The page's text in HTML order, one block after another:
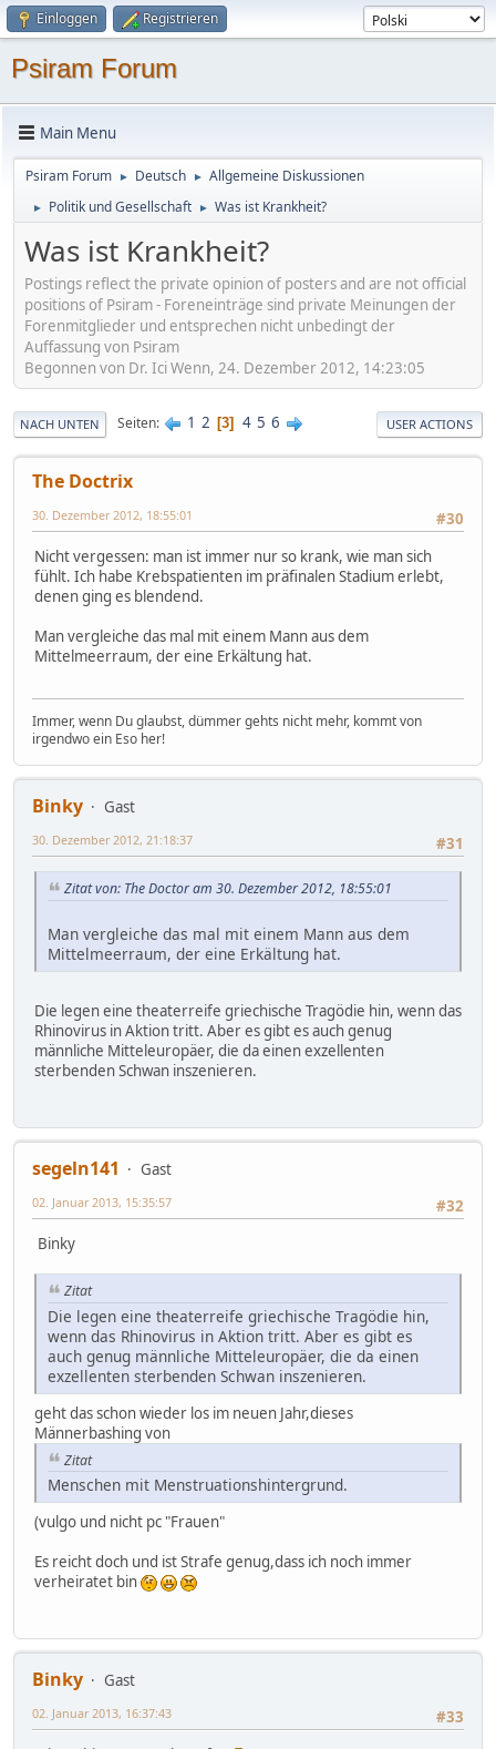
Einloggen Registrieren
Psiram Forum
Main Menu
Psiram Forum ► Deutsch ► Allgemeine Diskussionen
► Politik und Gesellschaft ► Was ist Krankheit?
Was ist Krankheit?
Postings reflect the private opinion of posters and are not official
positions of Psiram - Foreneinträge sind private Meinungen der
Forenmitglieder und entsprechen nicht unbedingt der
Auffassung von Psiram
Begonnen von Dr. Ici Wenn, 24. Dezember 2012, 14:23:05
NACH UNTEN Seiten 1 2 3 4 5 6 USER ACTIONS
The Doctrix
#30
30. Dezember 2012, 18:55:01
Nicht vergessen: man ist immer nur so krank, wie man sich
fühlt. Ich habe Krebspatienten im präfinalen Stadium erlebt,
denen ging es blendend.
Man vergleiche das mal mit einem Mann aus dem
Mittelmeerraum, der eine Erkältung hat.
Immer, wenn Du glaubst, dümmer gehts nicht mehr, kommt von
irgendwo ein Eso her!
Binky
Gast
#31
30. Dezember 2012, 21:18:37
Zitat von: The Doctor am 30. Dezember 2012, 18:55:01
Man vergleiche das mal mit einem Mann aus dem
Mittelmeerraum, der eine Erkältung hat.
Die legen eine theaterreife griechische Tragödie hin, wenn das
Rhinovirus in Aktion tritt. Aber es gibt es auch genug
männliche Mitteleuropäer, die da einen exzellenten
sterbenden Schwan inszenieren.
segeln141
Gast
#32
02. Januar 2013, 15:35:57
Binky
Zitat
Die legen eine theaterreife griechische Tragödie hin,
wenn das Rhinovirus in Aktion tritt. Aber es gibt es
auch genug männliche Mitteleuropäer, die da einen
exzellenten sterbenden Schwan inszenieren.
geht das schon wieder los im neuen Jahr,dieses
Männerbashing von
Zitat
Menschen mit Menstruationshintergrund.
(vulgo und nicht pc "Frauen"
Es reicht doch und ist Strafe genug,dass ich noch immer
verheiratet bin
Binky
Gast
#33
02. Januar 2013, 16:37:43